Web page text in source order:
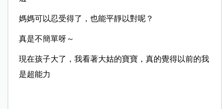
媽媽可以忍受得了，也能平靜以對呢？
真是不簡單呀～
現在孩子大了，我看著大姑的寶寶，真的覺得以前的我
是超能力